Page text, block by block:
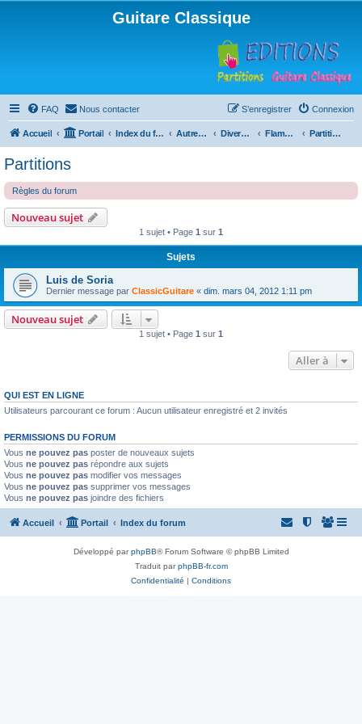
Guitare Classique
FAQ Nous contacter Connexion
S’enregistrer
Accueil Portail Index du forum Autres instruments à cordes pincées, ou styles Divers instruments Flamenco Partitions
Partitions
Règles du forum
Nouveau sujet
1 sujet • Page 1 sur 1
Sujets
Luis de Soria
Dernier message par ClassicGuitare « dim. mars 04, 2012 1:11 pm
Nouveau sujet
1 sujet • Page 1 sur 1
Aller à
QUI EST EN LIGNE
Utilisateurs parcourant ce forum : Aucun utilisateur enregistré et 2 invités
PERMISSIONS DU FORUM
Vous ne pouvez pas poster de nouveaux sujets
Vous ne pouvez pas répondre aux sujets
Vous ne pouvez pas modifier vos messages
Vous ne pouvez pas supprimer vos messages
Vous ne pouvez pas joindre des fichiers
Accueil Portail Index du forum
Développé parphpBB® Forum Software © phpBB Limited
Traduit parphpBB-fr.com
Confidentialité | Conditions